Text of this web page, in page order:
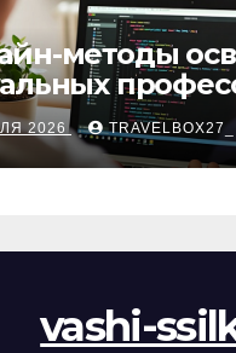
методы
2026 TRAVELBOX27_
vashi-